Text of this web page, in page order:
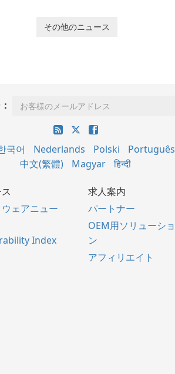
その他のニュース
국어 Nederlands Polski Português
中文(繁體)
Magyar हिन्दी
ェアニュー
Index
求人案内
パートナー
OEM用ソリューショ
ン
アフィリエイト